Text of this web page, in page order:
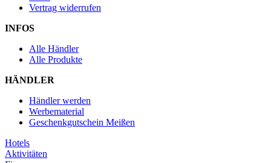
Vertrag widerrufen
INFOS
Alle Händler
Alle Produkte
HÄNDLER
Händler werden
Werbematerial
Geschenkgutschein Meißen
Hotels
Aktivitäten